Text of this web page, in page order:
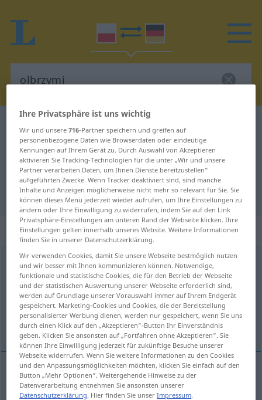
Polnisch-Deutsch Übersetzung für
"olbrzymi"
"olbrzymi" Deutsch Übersetzung
„olbrzymi“
olbrzymi
Übersicht aller Übersetzungen
(Für mehr Details die Übersetzung anklicken/antippen)
riesenhaft, riesig
riesenhaft,riesig olbrzymi
Ihre Privatsphäre ist uns wichtig
Wir und unsere716-Partner speichern und greifen auf
personenbezogene Daten wie Browserdaten oder eindeutige
Kennungen auf Ihrem Gerät zu. Durch Auswahl von Akzeptieren
aktivieren Sie Tracking-Technologien für die unter „Wir und unsere
Partner verarbeiten Daten, um Ihnen Dienste bereitzustellen“
aufgeführten Zwecke. Wenn Tracker deaktiviert sind, sind manche
Inhalte und Anzeigen möglicherweise nicht mehr so relevant für Sie. Sie
können dieses Menü jederzeit wieder aufrufen, um Ihre Einstellungen zu
ändern oder Ihre Einwilligung zu widerrufen, indem Sie auf den Link
Privatsphäre-Einstellungen am unteren Rand der Webseite klicken. Ihre
Einstellungen gelten innerhalb unseres Website. Weitere Informationen
finden Sie in unserer Datenschutzerklärung.
Wir verwenden Cookies, damit Sie unsere Webseite bestmöglich nutzen
und wir besser mit Ihnen kommunizieren können. Notwendige,
funktionale und statistische Cookies, die für den Betrieb der Webseite
und der statistischen Auswertung unserer Webseite erforderlich sind,
werden auf Grundlage unserer Vorauswahl immer auf Ihrem Endgerät
gespeichert. Marketing-Cookies und Cookies, die der Bereitstellung
personalisierter Werbung dienen, werden nur gespeichert, wenn Sie uns
durch einen Klick auf den „Akzeptieren“-Button Ihr Einverständnis
geben. Klicken Sie ansonsten auf „Fortfahren ohne Akzeptieren“. Sie
können Ihre Einwilligung jederzeit für zukünftige Besuche unserer
Webseite widerrufen. Wenn Sie weitere Informationen zu den Cookies
und den Anpassungsmöglichkeiten möchten, klicken Sie einfach auf den
Button „Mehr Optionen“. Weitergehende Hinweise zu der
Datenverarbeitung entnehmen Sie ansonsten unserer
Datenschutzerklärung. Hier finden Sie unserImpressum.